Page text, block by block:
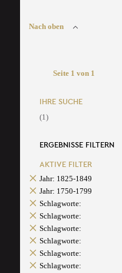
Nach oben
Seite 1 von 1
IHRE SUCHE
(1)
ERGEBNISSE FILTERN
AKTIVE FILTER
Jahr: 1825-1849
Jahr: 1750-1799
Schlagworte:
Schlagworte:
Schlagworte:
Schlagworte:
Schlagworte:
Schlagworte: